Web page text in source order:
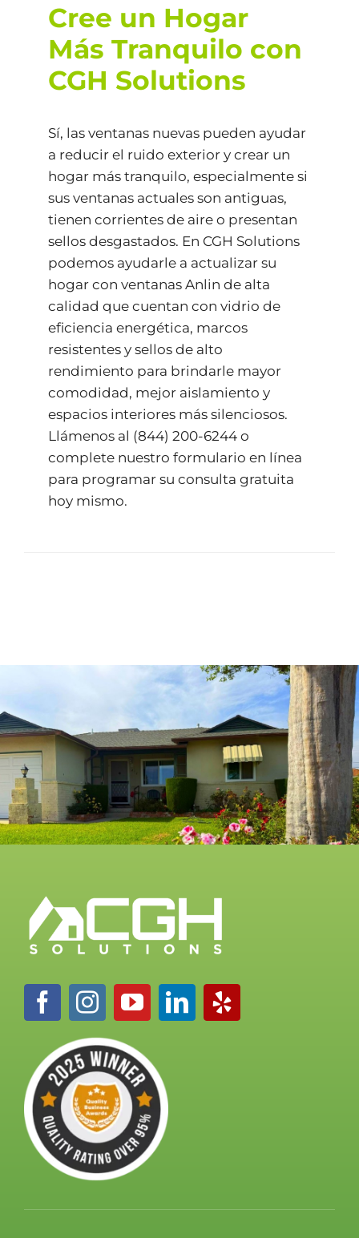
Cree un Hogar
Más Tranquilo con
CGH Solutions
Sí, las ventanas nuevas pueden ayudar
a reducir el ruido exterior y crear un
hogar más tranquilo, especialmente si
sus ventanas actuales son antiguas,
tienen corrientes de aire o presentan
sellos desgastados. En CGH Solutions
podemos ayudarle a actualizar su
hogar con ventanas Anlin de alta
calidad que cuentan con vidrio de
eficiencia energética, marcos
resistentes y sellos de alto
rendimiento para brindarle mayor
comodidad, mejor aislamiento y
espacios interiores más silenciosos.
Llámenos al (844) 200-6244o
complete nuestro formulario en línea
para programar su consulta gratuita
hoy mismo.